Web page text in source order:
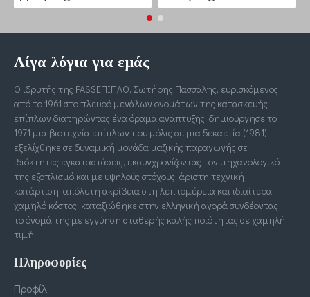
Λίγα λόγια για εμάς
Ο ιδρυτής της PASSΕΠΙΠΛΟ, Σωτήρης Πασσάλης, ευρισκόμενος
από το 1961 στο πλευρό μεγάλων ονομάτων της κατασκευής
επίπλων διατηρώντας ένα όραμα ανάπτυξης, δημιούργησε το
1971 μια βιοτεχνία επίπλων που μόλις σε μια δεκαετία (1981)
εξελίχθηκε σε δυναμική μονάδα μαζικής παραγωγής σε
ιδιόκτητες εγκαταστάσεις, εκσυγχρονίζοντας τον μηχανολογικό
της εξοπλισμό και με υψηλούς στόχους, άριστη τεχνική
κατάρτιση, απόλυτη ακρίβεια στη λεπτομέρεια και ιδιαίτερα
χαμηλό κόστος, καταξιώθηκε στην ελληνική αγορά συνδέοντας
το όνομά της με εγγύηση σταθερής καλής ποιότητας σε χαμηλή
τιμή.
Πληροφορίες
Προφίλ